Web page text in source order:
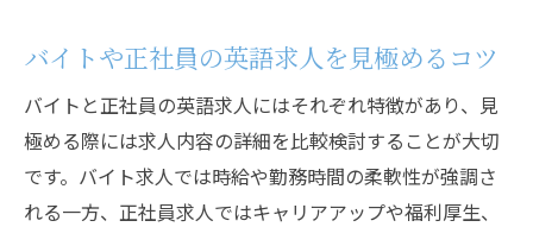
採用力が高まる英語求人広告の作成法
求人広告に欠かせない採用英語のポイント
英語を活かす求人広告の見極め方と選び方
採用現場で注目される求人英語の工夫事例
バイトや正社員の英語求人を見極めるコツ
バイトと正社員の英語求人にはそれぞれ特徴があり、見
極める際には求人内容の詳細を比較検討することが大切
です。バイト求人では時給や勤務時間の柔軟性が強調さ
れる一方、正社員求人ではキャリアアップや福利厚生、